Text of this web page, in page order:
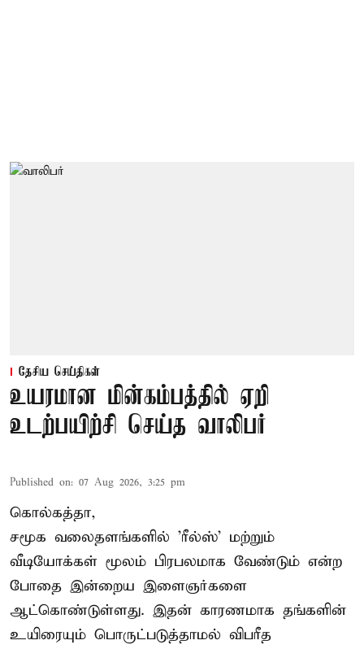
தேசிய செய்திகள்
உயரமான மின்கம்பத்தில் ஏறி
உடற்பயிற்சி செய்த வாலிபர்
Published on: 07 Aug 2026, 3:25 pm
கொல்கத்தா,
சமூக வலைதளங்களில் 'ரீல்ஸ்' மற்றும்
வீடியோக்கள் மூலம் பிரபலமாக வேண்டும் என்ற
போதை இன்றைய இளைஞர்களை
ஆட்கொண்டுள்ளது. இதன் காரணமாக தங்களின்
உயிரையும் பொருட்படுத்தாமல் விபரீத